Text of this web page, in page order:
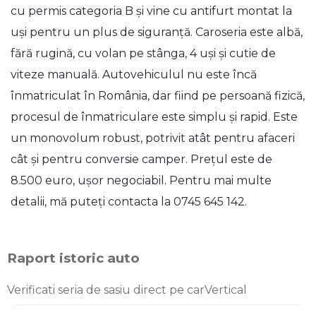
cu permis categoria B și vine cu antifurt montat la
uși pentru un plus de siguranță. Caroseria este albă,
fără rugină, cu volan pe stânga, 4 uși și cutie de
viteze manuală. Autovehiculul nu este încă
înmatriculat în România, dar fiind pe persoană fizică,
procesul de înmatriculare este simplu și rapid. Este
un monovolum robust, potrivit atât pentru afaceri
cât și pentru conversie camper. Prețul este de
8.500 euro, ușor negociabil. Pentru mai multe
detalii, mă puteți contacta la 0745 645 142.
Raport istoric auto
Verificati seria de sasiu direct pe carVertical